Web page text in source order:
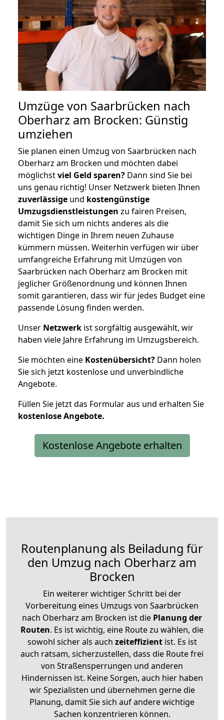
Umzüge von Saarbrücken nach
Oberharz am Brocken: Günstig
umziehen
Sie planen einen Umzug von Saarbrücken nach
Oberharz am Brocken und möchten dabei
möglichstviel Geld sparen? Dann sind Sie bei
uns genau richtig! Unser Netzwerk bieten Ihnen
zuverlässige und kostengünstige
Umzugsdienstleistungen zu fairen Preisen,
damit Sie sich um nichts anderes als die
wichtigen Dinge in Ihrem neuen Zuhause
kümmern müssen. Weiterhin verfügen wir über
umfangreiche Erfahrung mit Umzügen von
Saarbrücken nach Oberharz am Brocken mit
jeglicher Größenordnung und können Ihnen
somit garantieren, dass wir für jedes Budget eine
passende Lösung finden werden.
Unser Netzwerk ist sorgfältig ausgewählt, wir
haben viele Jahre Erfahrung im Umzugsbereich.
Sie möchten eine Kostenübersicht? Dann holen
Sie sich jetzt kostenlose und unverbindliche
Angebote.
Füllen Sie jetzt das Formular aus und erhalten Sie
kostenloseAngebote.
Kostenlose Angebote erhalten
Routenplanung als Beiladung für
den Umzug nach Oberharz am
Brocken
Ein weiterer wichtiger Schritt bei der
Vorbereitung eines Umzugs von Saarbrücken
nach Oberharz am Brocken ist die Planung der
Routen. Es ist wichtig, eine Route zu wählen, die
sowohl sicher als auch zeiteffizientist. Es ist
auch ratsam, sicherzustellen, dass die Route frei
von Straßensperrungen und anderen
Hindernissen ist. Keine Sorgen, auch hier haben
wir Spezialisten und übernehmen gerne die
Planung, damit Sie sich auf andere wichtige
Sachen konzentrieren können.